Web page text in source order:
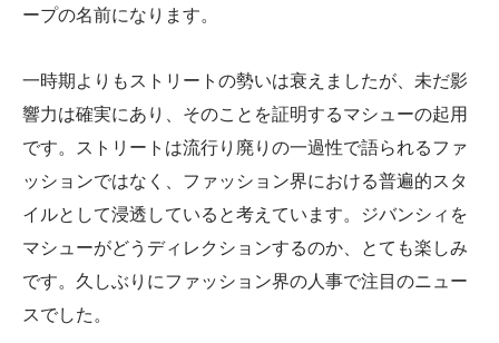
ープの名前になります。
一時期よりもストリートの勢いは衰えましたが、未だ影
響力は確実にあり、そのことを証明するマシューの起用
です。ストリートは流行り廃りの一過性で語られるファ
ッションではなく、ファッション界における普遍的スタ
イルとして浸透していると考えています。ジバンシィを
マシューがどうディレクションするのか、とても楽しみ
です。久しぶりにファッション界の人事で注目のニュー
スでした。